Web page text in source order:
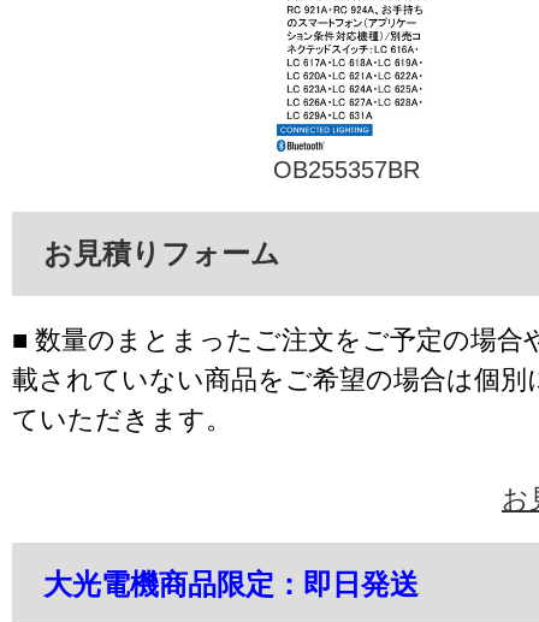
OB255357BR
お見積りフォーム
■ 数量のまとまったご注文をご予定の場合
載されていない商品をご希望の場合は個別
ていただきます。
お
大光電機商品限定：即日発送